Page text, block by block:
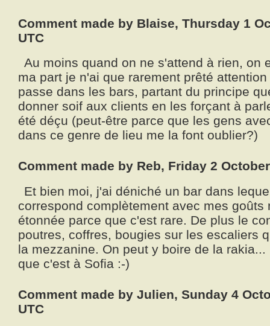
Comment made by Blaise, Thursday 1
UTC
Au moins quand on ne s'attend à rien, on
ma part je n'ai que rarement prêté
passe dans les bars, partant du principe
donner soif aux clients en les forçant à
été déçu (peut-être parce que les gens
dans ce genre de lieu me la font oublier?)
Comment made by Reb, Friday 2
Et bien moi, j'ai déniché un bar dans
correspond complètement avec mes goûts
étonnée parce que c'est rare. De plus le
poutres, coffres, bougies sur les escaliers
la mezzanine. On peut y boire de la
que c'est à Sofia :-)
Comment made by Julien, Sunday 4
UTC